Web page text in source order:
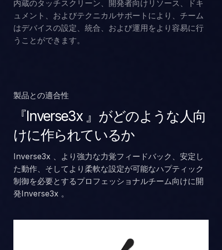
ュメント、およびテクニカルサポートにより、チーム
はデバイスの設定、統合、および運用をより容易に行
うことができます。
製品との適合性
『Inverse3x 』がどのような人向
けに作られているか
Inverse3x 、より強力な力覚フィードバック、安定し
た動作、そしてより柔軟な設定が可能なハプティック
制御を必要とするプロフェッショナルチーム向けに開
発Inverse3x 。